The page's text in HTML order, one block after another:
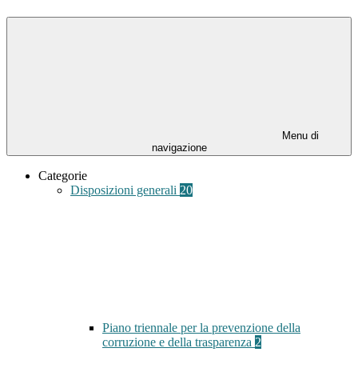
Menu di
navigazione
Categorie
Disposizioni generali 20
Piano triennale per la prevenzione della
corruzione e della trasparenza 2